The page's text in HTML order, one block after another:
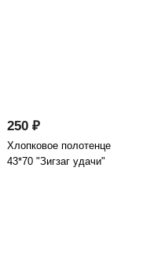
250 ₽
Хлопковое полотенце
43*70 "Зигзаг удачи"